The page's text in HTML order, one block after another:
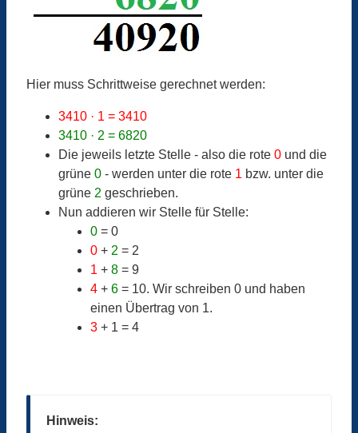
Hier muss Schrittweise gerechnet werden:
3410 · 1 = 3410
3410 · 2 = 6820
Die jeweils letzte Stelle - also die rote 0 und die
grüne 0 - werden unter die rote 1 bzw. unter die
grüne 2 geschrieben.
Nun addieren wir Stelle für Stelle:
0 = 0
0 + 2 = 2
1 + 8 = 9
4 + 6 = 10. Wir schreiben 0 und haben
einen Übertrag von 1.
3 + 1 = 4
Hinweis: